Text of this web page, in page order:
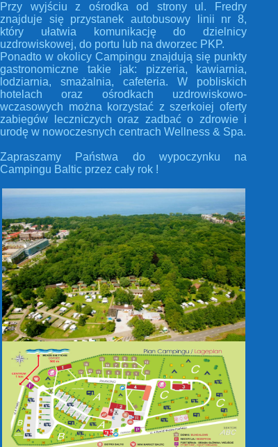
Przy wyjściu z ośrodka od strony ul. Fredry
znajduje się przystanek autobusowy linii nr 8,
który ułatwia komunikację do dzielnicy
uzdrowiskowej, do portu lub na dworzec PKP.
Ponadto w okolicy Campingu znajdują się punkty
gastronomiczne takie jak: pizzeria, kawiarnia,
lodziarnia, smażalnia, cafeteria. W pobliskich
hotelach oraz ośrodkach uzdrowiskowo-
wczasowych można korzystać z szerkoiej oferty
zabiegów leczniczych oraz zadbać o zdrowie i
urodę w nowoczesnych centrach Wellness & Spa.
Zapraszamy Państwa do wypoczynku na
Campingu Baltic przez cały rok !